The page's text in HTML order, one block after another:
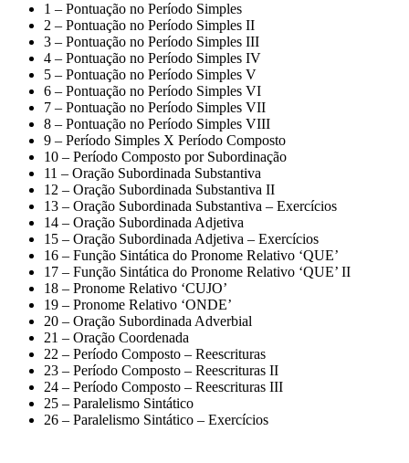
1 – Pontuação no Período Simples
2 – Pontuação no Período Simples II
3 – Pontuação no Período Simples III
4 – Pontuação no Período Simples IV
5 – Pontuação no Período Simples V
6 – Pontuação no Período Simples VI
7 – Pontuação no Período Simples VII
8 – Pontuação no Período Simples VIII
9 – Período Simples X Período Composto
10 – Período Composto por Subordinação
11 – Oração Subordinada Substantiva
12 – Oração Subordinada Substantiva II
13 – Oração Subordinada Substantiva – Exercícios
14 – Oração Subordinada Adjetiva
15 – Oração Subordinada Adjetiva – Exercícios
16 – Função Sintática do Pronome Relativo ‘QUE’
17 – Função Sintática do Pronome Relativo ‘QUE’ II
18 – Pronome Relativo ‘CUJO’
19 – Pronome Relativo ‘ONDE’
20 – Oração Subordinada Adverbial
21 – Oração Coordenada
22 – Período Composto – Reescrituras
23 – Período Composto – Reescrituras II
24 – Período Composto – Reescrituras III
25 – Paralelismo Sintático
26 – Paralelismo Sintático – Exercícios